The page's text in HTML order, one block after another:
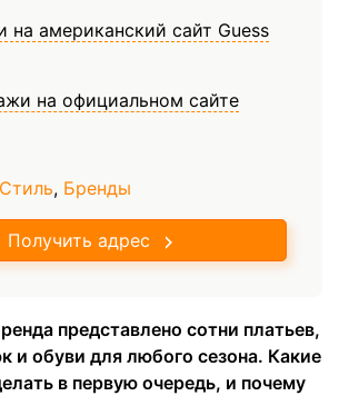
на американский сайт Guess
на официальном сайте
Стиль, Бренды
Получить адрес
представлено сотни платьев,
и обуви для любого сезона. Какие
в первую очередь, и почему